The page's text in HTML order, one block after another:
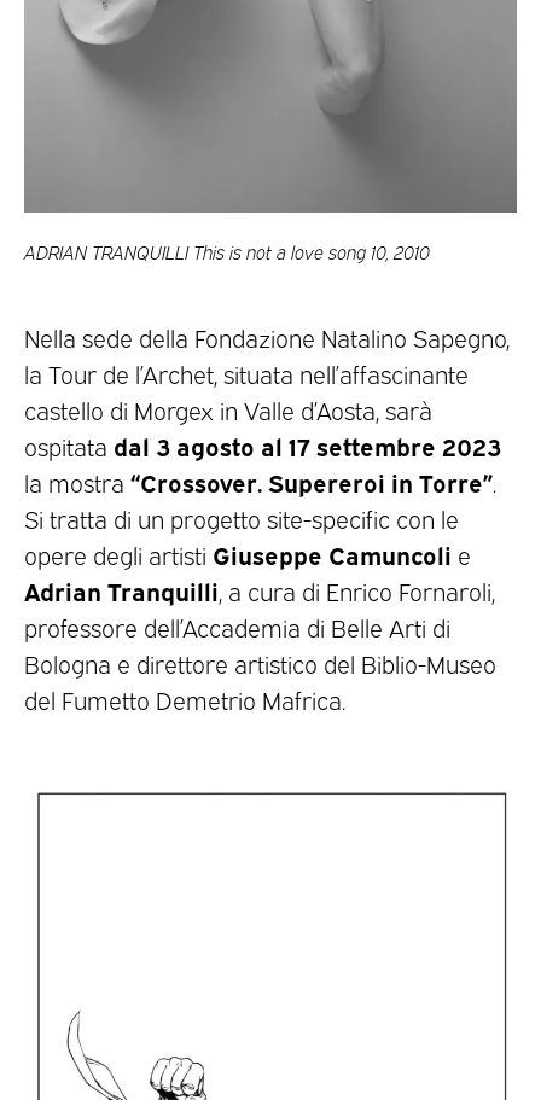
ADRIAN TRANQUILLI This is not a love song 10, 2010
Nella sede della Fondazione Natalino Sapegno,
la Tour de l’Archet, situata nell’affascinante
castello di Morgex in Valle d’Aosta, sarà
ospitata dal 3 agosto al 17 settembre 2023
la mostra “Crossover. Supereroi in Torre”.
Si tratta di un progetto site-specific con le
opere degli artisti Giuseppe Camuncoli e
Adrian Tranquilli, a cura di Enrico Fornaroli,
professore dell’Accademia di Belle Arti di
Bologna e direttore artistico del Biblio-Museo
del Fumetto Demetrio Mafrica.